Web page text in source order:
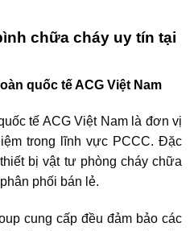
chữa cháy uy tín tại
quốc tế ACG Việt Nam
tế ACG Việt Nam là đơn vị
trong lĩnh vực PCCC. Đặc
bị vật tư phòng cháy chữa
phối bán lẻ.
cung cấp đều đảm bảo các